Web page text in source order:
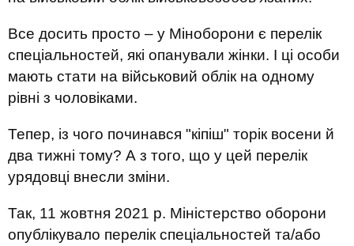
Все досить просто – у Міноборони є перелік
спеціальностей, які опанували жінки. І ці особи
мають стати на військовий облік на одному
рівні з чоловіками.
Тепер, із чого починався "кіпіш" торік восени й
два тижні тому? А з того, що у цей перелік
урядовці внесли зміни.
Так, 11 жовтня 2021 р. Міністерство оборони
опублікувало перелік спеціальностей та/або